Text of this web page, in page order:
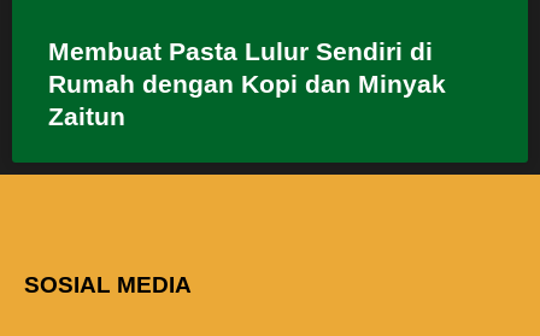
Membuat Pasta Lulur Sendiri di
Rumah dengan Kopi dan Minyak
Zaitun
SOSIAL MEDIA